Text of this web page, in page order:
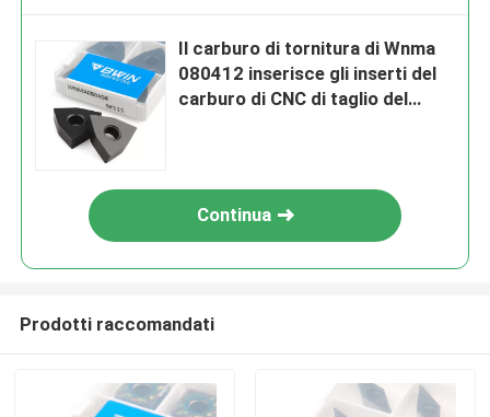
Il carburo di tornitura di Wnma
080412 inserisce gli inserti del
carburo di CNC di taglio del
Continua
Prodotti raccomandati